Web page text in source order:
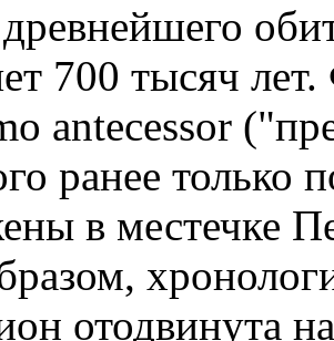
700 тысяч
antecessor
ранее
в местечке
отодвинута